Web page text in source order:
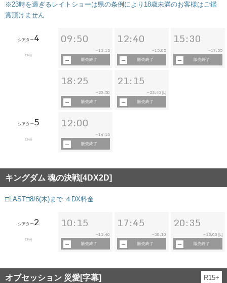
※23時を過ぎるレイトショーは県の条例により18歳未満のお客様はご鑑
賞頂けません
シアター4
134分
09:50
~12:15
販売終了
12:40
~15:05
販売終了
15:30
~17:55
販売終了
18:25
~ 20:50
販売終了
21:15
~ 23:40 [L]
販売終了
シアター5
134分
12:00
~14:25
販売終了
キングダム 魂の決戦[4DX2D]
□LAST□8/6(木)まで ４DX料金
シアター2
134分
10:15
~ 12:40
販売終了
17:45
~ 20:10
販売終了
20:35
~ 23:00 [L]
販売終了
オブセッション 災愛[字幕] R15+